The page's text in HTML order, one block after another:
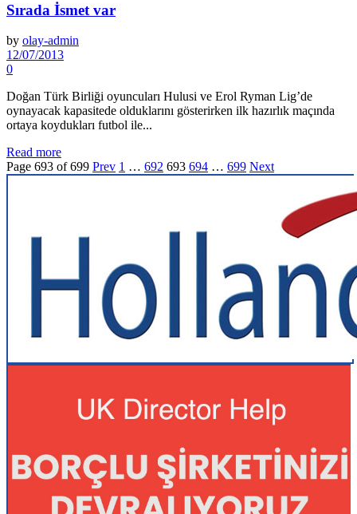
Sırada İsmet var
by olay-admin
12/07/2013
0
Doğan Türk Birliği oyuncuları Hulusi ve Erol Ryman Lig’de
oynayacak kapasitede olduklarını gösterirken ilk hazırlık maçında
ortaya koydukları futbol ile...
Read more
Page 693 of 699 Prev 1 … 692 693 694 … 699 Next